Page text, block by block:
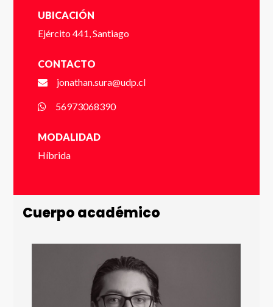
UBICACIÓN
Ejército 441, Santiago
CONTACTO
jonathan.sura@udp.cl
56973068390
MODALIDAD
Híbrida
Cuerpo académico
Apellido *
Email *
Número de Celular * (+56 9 xxxx xxxx)